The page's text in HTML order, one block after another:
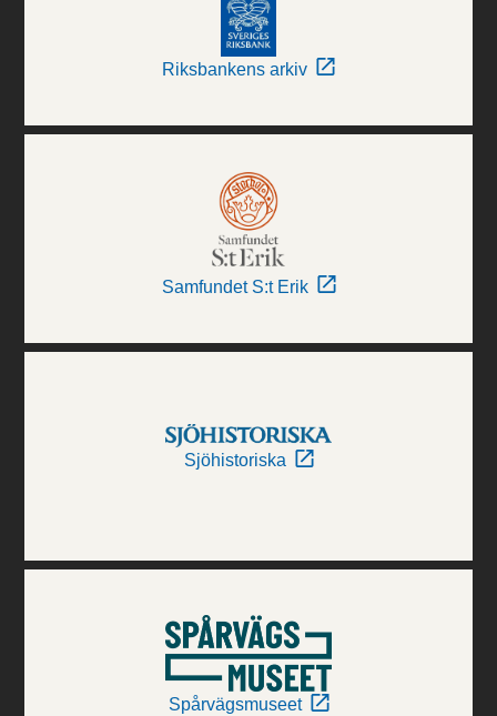
Riksbankens arkiv
Samfundet S:t Erik
Sjöhistoriska
Spårvägsmuseet